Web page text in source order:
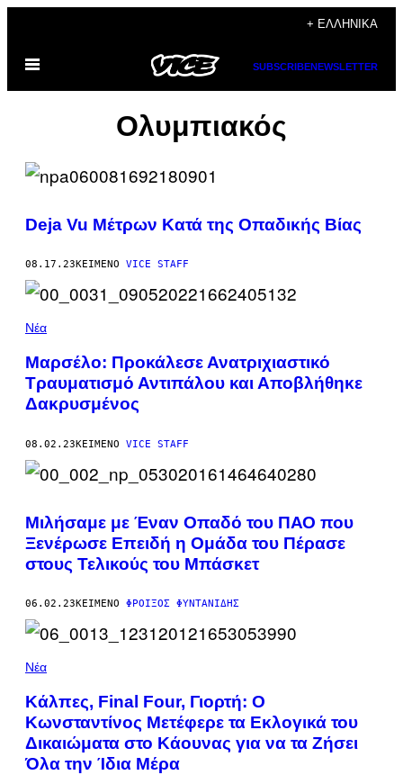
περιεχόμενο
+ ΕΛΛΗΝΙΚΆ
Ανοίξτε
μενού
SUBSCRIBENEWSLETTER
Ολυμπιακός
Deja Vu Μέτρων Κατά της Οπαδικής Βίας
08.17.23ΚΕΊΜΕΝΟ VICE STAFF
Νέα
Μαρσέλο: Προκάλεσε Ανατριχιαστικό
Τραυματισμό Αντιπάλου και Αποβλήθηκε
Δακρυσμένος
08.02.23ΚΕΊΜΕΝΟ VICE STAFF
Μιλήσαμε με Έναν Οπαδό του ΠΑΟ που
Ξενέρωσε Επειδή η Ομάδα του Πέρασε
στους Τελικούς του Μπάσκετ
06.02.23ΚΕΊΜΕΝΟ ΦΡΟΊΞΟΣ ΦΥΝΤΑΝΊΔΗΣ
Νέα
Κάλπες, Final Four, Γιορτή: Ο
Κωνσταντίνος Μετέφερε τα Εκλογικά του
Δικαιώματα στο Κάουνας για να τα Ζήσει
Όλα την Ίδια Μέρα